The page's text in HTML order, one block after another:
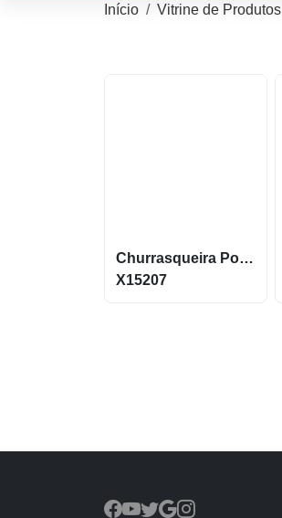
Início Vitrine de Produtos
Churrasqueira Portátil
X15207